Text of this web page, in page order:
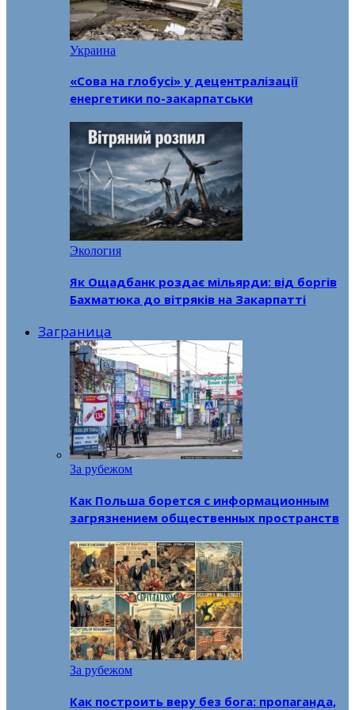
Украина
«Сова на глобусі» у децентралізації
енергетики по-закарпатськи
Экология
Як Ощадбанк роздає мільярди: від боргів
Бахматюка до вітряків на Закарпатті
Заграница
За рубежом
Как Польша борется с информационным
загрязнением общественных пространств
За рубежом
Как построить веру без бога: пропаганда,